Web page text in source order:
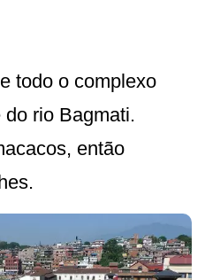
todo o complexo
rio Bagmati.
então